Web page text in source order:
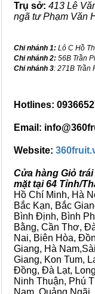
Trụ sở: 413 Lê
ngã tư Phạm Văn
Chi nhánh 1: Lô C Hồ
Chi nhánh 2: 56B Trần
Chi nhánh 3: 271B Trần
Hotlines:
Email:
Website:
Cửa hàng Giỏ
mặt tại 64 Tỉnh/
Hồ Chí Minh, Hà
Bắc Kạn, Bắc
Bình Định, Bình
Bằng, Cần Thơ,
Nai, Biên Hòa,
Giang, Hà
Giang, Kon Tum,
Đồng, Đà Lạt,
Ninh Thuận, Phú
Nam, Quảng